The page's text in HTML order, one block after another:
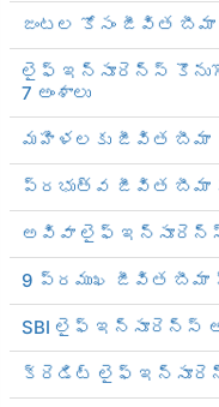
జంటల కోసం జీవిత బీమా
లైఫ్ ఇన్సూరెన్స్
7 అంశాలు
మహిళలకు జీవిత బీమా
ప్రభుత్వ జీవిత బీమా
అవివా లైఫ్
9 ప్రముఖ జీవిత బీమా
SBI లైఫ్
క్రెడిట్ లైఫ్